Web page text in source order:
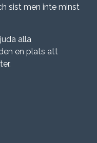
sist men inte minst
alla
en plats att